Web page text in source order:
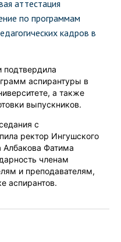
аттестация
по программам
кадров в
подтвердила
аспирантуры в
а также
выпускников.
с
ректор Ингушского
Албакова Фатима
членам
и преподавателям,
аспирантов.